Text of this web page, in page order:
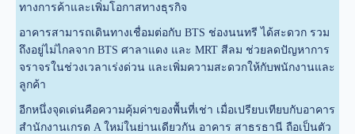
ทางการค้าและเพิ่มโอกาสทางธุรกิจ
อาคารสามารถเดินทางเชื่อมต่อกับ BTS ช่องนนทรี ได้สะดวก รวม
ถึงอยู่ไม่ไกลจาก BTS ศาลาแดง และ MRT สีลม ช่วยลดปัญหาการ
จราจรในช่วงเวลาเร่งด่วน และเพิ่มความสะดวกให้กับพนักงานและ
ลูกค้า
อีกหนึ่งจุดเด่นคือความคุ้มค่าของพื้นที่เช่า เมื่อเปรียบเทียบกับอาคาร
สำนักงานเกรด A ใหม่ในย่านเดียวกัน อาคาร สาธรธานี ถือเป็นตัว